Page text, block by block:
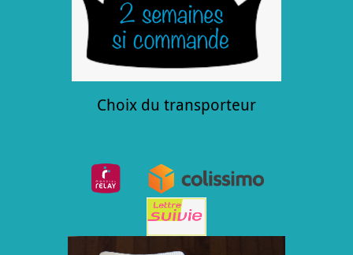
Choix du transporteur